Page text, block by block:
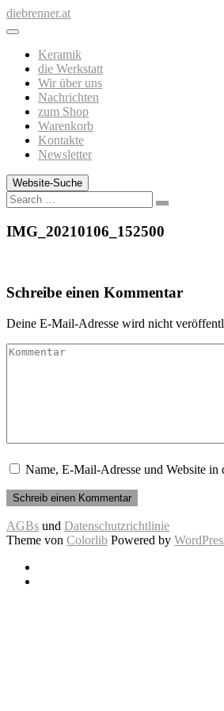
Zum
Inhalt
diebrenner.at
Keramik
die Werkstatt
Wir über uns
Nachrichten
zum Shop
Warenkorb
Kontakte
Newsletter
Website-Suche
Search
IMG_20210106_152500
Schreibe einen Kommentar
Deine E-Mail-Adresse wird nicht
Name, E-Mail-Adresse und Website in
AGBs und Datenschutzrichtlinie
Theme von Colorlib Powered by